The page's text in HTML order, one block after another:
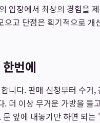
입장에서 최상의 경험을
으고 단점은 획기적으로
번에
니다. 판매 신청부터 수거,
더 이상 무거운 가방을 들
앞에 내놓기만 하면 되